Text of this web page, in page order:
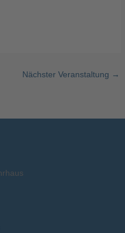
Nächster Veranstaltung →